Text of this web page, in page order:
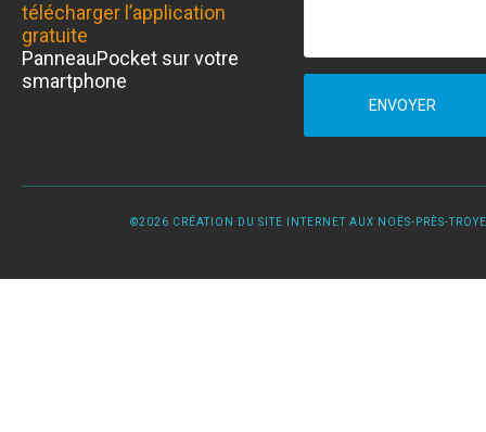
télécharger l’application
gratuite
PanneauPocket sur votre
smartphone
ENVOYER
©2026 CRÉATION DU SITE INTERNET AUX NOËS-PRÈS-